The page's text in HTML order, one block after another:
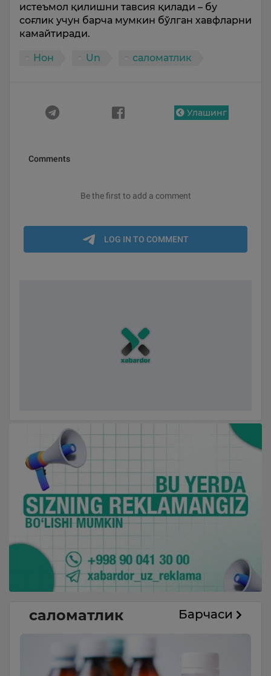
истеъмол қилишни тавсия қилади – бу
соғлик учун барча мумкин бўлган хавфларни
камайтиради.
Нон Un саломатлик
Улашинг
саломатлик Барчаси